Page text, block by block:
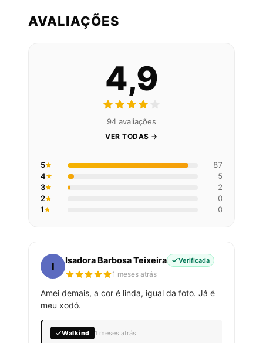
AVALIAÇÕES
4,9
94 avaliações
VER TODAS →
5
87
4
5
3
2
2
0
1
0
I
Isadora Barbosa Teixeira Verificada
1 meses atrás
Amei demais, a cor é linda, igual da foto. Já é
meu xodó.
Walkind 1 meses atrás